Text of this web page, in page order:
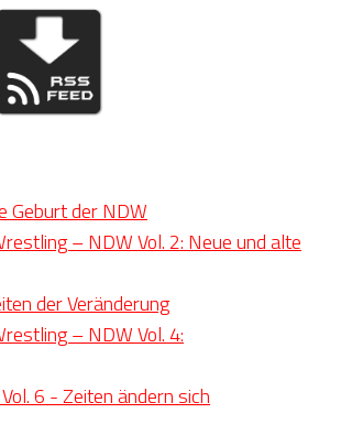
Geburt der NDW
– NDW Vol. 2: Neue und alte
der Veränderung
– NDW Vol. 4:
6 - Zeiten ändern sich